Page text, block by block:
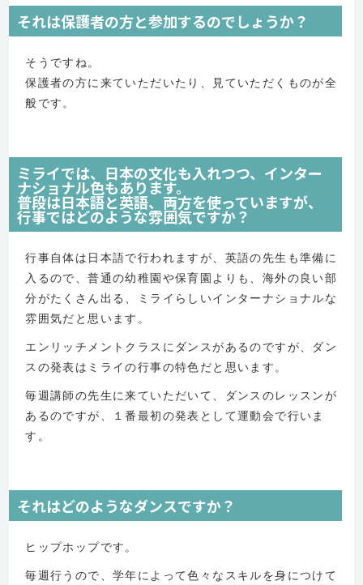
それは保護者の方と参加するのでしょうか？
そうですね。
保護者の方に来ていただいたり、見ていただくものが全
般です。
ミライでは、日本の文化も入れつつ、インター
ナショナル色もあります。
普段は日本語と英語、両方を使っていますが、
行事ではどのような雰囲気ですか？
行事自体は日本語で行われますが、英語の先生も準備に
入るので、普通の幼稚園や保育園よりも、海外の良い部
分がたくさん出る、ミライらしいインターナショナルな
雰囲気だと思います。
エンリッチメントクラスにダンスがあるのですが、ダン
スの発表はミライの行事の特色だと思います。
毎週講師の先生に来ていただいて、ダンスのレッスンが
あるのですが、１番最初の発表として運動会で行いま
す。
それはどのようなダンスですか？
ヒップホップです。
毎週行うので、学年によって色々なスキルを身につけて